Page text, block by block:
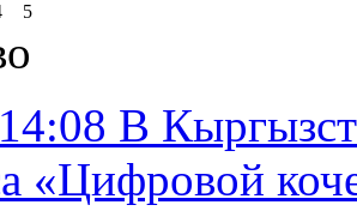
5
В
«Цифровой